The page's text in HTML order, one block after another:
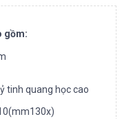
gồm:
tinh quang học cao